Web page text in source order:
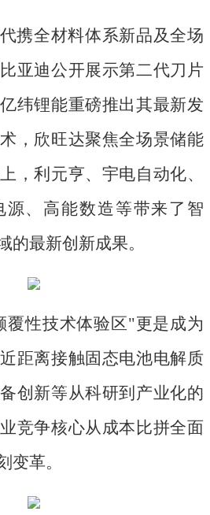
携全材料体系新品及全场
亚迪公开展示第二代刀片
纬锂能重磅推出其最新发
，欣旺达聚焦全场景储能
，利元亨、宇电自动化、
源、高能数造等带来了智
的最新创新成果。
覆性技术体验区"更是成为
距离接触固态电池电解质
创新等从科研到产业化的
竞争核心从成本比拼全面
变革。